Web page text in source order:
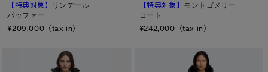
【特典対象】
リンデール
パッファー
¥209,000（tax in）
【特典対象】 モントゴメリー
コート
¥242,000（tax in）